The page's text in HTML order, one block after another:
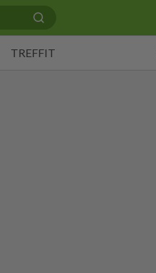
TREFFIT